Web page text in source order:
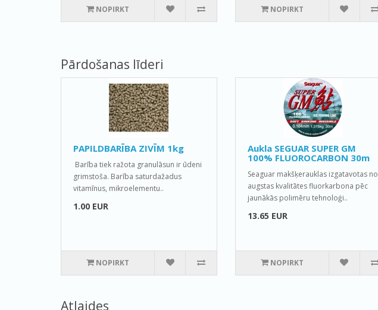
NOPIRKT NOPIRKT
Pārdošanas līderi
PAPILDBARĪBA ZIVĪM 1kg
Barība tiek ražota granulāsun ir ūdeni
grimstoša. Barība saturdažadus
vitamīnus, mikroelementu..
1.00 EUR
NOPIRKT
Aukla SEGUAR SUPER GM
100% FLUOROCARBON 30m
Seaguar makšķerauklas izgatavotas no
augstas kvalitātes fluorkarbona pēc
jaunākās polimēru tehnoloģi..
13.65 EUR
NOPIRKT
Atlaides